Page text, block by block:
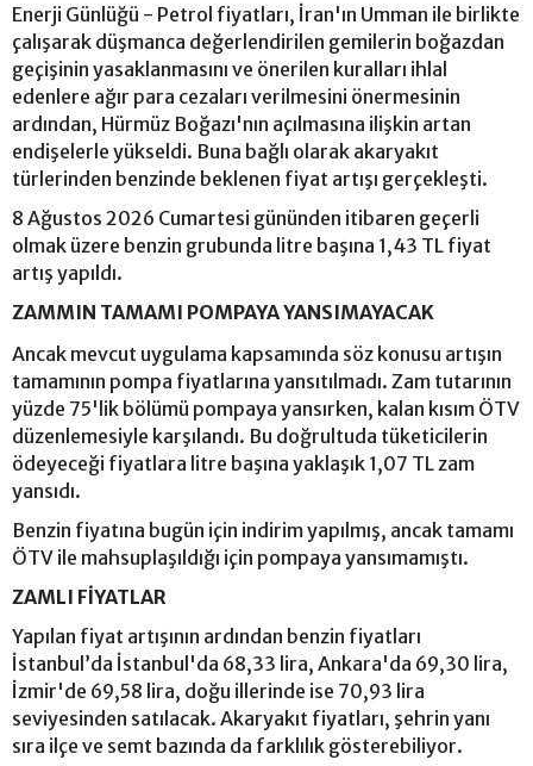
Enerji Günlüğü - Petrol fiyatları, İran'ın Umman ile birlikte
çalışarak düşmanca değerlendirilen gemilerin boğazdan
geçişinin yasaklanmasını ve önerilen kuralları ihlal
edenlere ağır para cezaları verilmesini önermesinin
ardından, Hürmüz Boğazı'nın açılmasına ilişkin artan
endişelerle yükseldi. Buna bağlı olarak akaryakıt
türlerinden benzinde beklenen fiyat artışı gerçekleşti.
8 Ağustos 2026 Cumartesi gününden itibaren geçerli
olmak üzere benzin grubunda litre başına 1,43 TL fiyat
artış yapıldı.
ZAMMIN TAMAMI POMPAYA YANSIMAYACAK
Ancak mevcut uygulama kapsamında söz konusu artışın
tamamının pompa fiyatlarına yansıtılmadı. Zam tutarının
yüzde 75'lik bölümü pompaya yansırken, kalan kısım ÖTV
düzenlemesiyle karşılandı. Bu doğrultuda tüketicilerin
ödeyeceği fiyatlara litre başına yaklaşık 1,07 TL zam
yansıdı.
Benzin fiyatına bugün için indirim yapılmış, ancak tamamı
ÖTV ile mahsuplaşıldığı için pompaya yansımamıştı.
ZAMLI FİYATLAR
Yapılan fiyat artışının ardından benzin fiyatları
İstanbul’da İstanbul'da 68,33 lira, Ankara'da 69,30 lira,
İzmir'de 69,58 lira, doğu illerinde ise 70,93 lira
seviyesinden satılacak. Akaryakıt fiyatları, şehrin yanı
sıra ilçe ve semt bazında da farklılık gösterebiliyor.